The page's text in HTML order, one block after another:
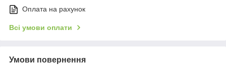
Оплата на рахунок
Всі умови оплати
Умови повернення